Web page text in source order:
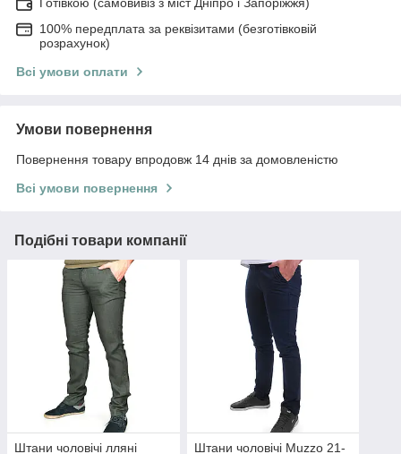
Готівкою (самовивіз з міст Дніпро і Запоріжжя)
100% передплата за реквізитами (безготівковій
розрахунок)
Всі умови оплати
Умови повернення
Повернення товару впродовж 14 днів за домовленістю
Всі умови повернення
Подібні товари компанії
Штани чоловічі лляні
Штани чоловічі Muzzo 21-